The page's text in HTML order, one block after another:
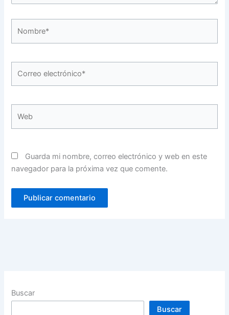
Guarda mi nombre, correo electrónico y web en este
navegador para la próxima vez que comente.
Buscar
Buscar